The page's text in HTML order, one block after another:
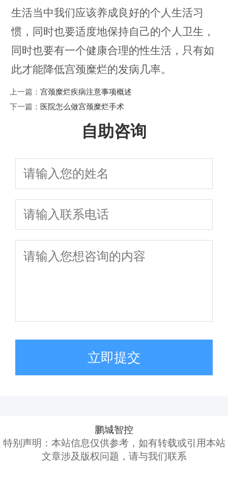
生活当中我们应该养成良好的个人生活习
惯，同时也要适度地保持自己的个人卫生，
同时也要有一个健康合理的性生活，只有如
此才能降低宫颈糜烂的发病几率。
上一篇： 宫颈糜烂疾病注意事项概述
下一篇： 医院怎么做宫颈糜烂手术
自助咨询
立即提交
鹏城智控
特别声明：本站信息仅供参考，如有转载或引用本站
文章涉及版权问题，请与我们联系